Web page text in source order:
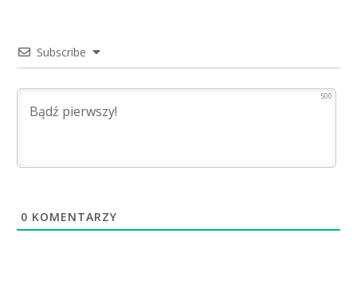
Subscribe
500
0 KOMENTARZY